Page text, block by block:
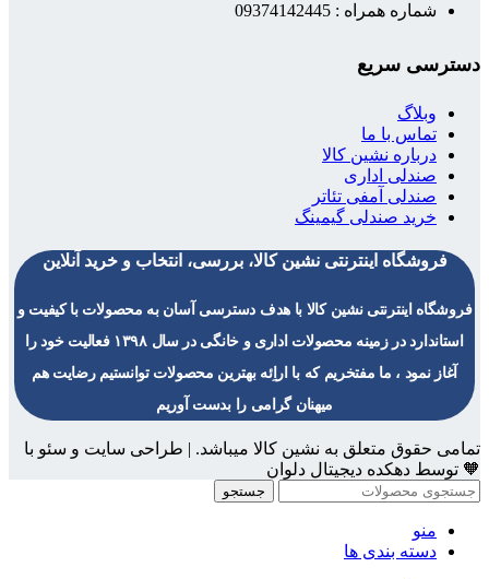
شماره همراه : 09374142445
دسترسی سریع
وبلاگ
تماس با ما
درباره نشین کالا
صندلی اداری
صندلی آمفی تئاتر
خرید صندلی گیمینگ
فروشگاه اینترنتی نشین کالا، بررسی، انتخاب و خرید آنلاین
فروشگاه اینترنتی نشین کالا با هدف دسترسی آسان به محصولات با کیفیت و
استاندارد در زمینه محصولات اداری و خانگی در سال ۱۳۹۸ فعالیت خود را
آغاز نمود ، ما مفتخریم که با اراِئه بهترین محصولات توانستیم رضایت هم
میهنان گرامی را بدست آوریم
تمامی حقوق متعلق به نشین کالا میباشد. | طراحی سایت و سئو با
🧡 توسط دهکده دیجیتال دلوان
جستجو
منو
دسته بندی ها